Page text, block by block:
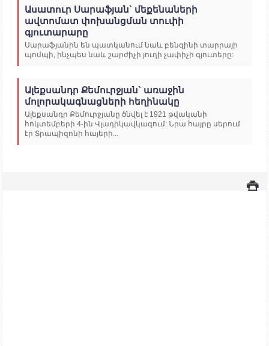
Ասատուր Սարաֆյան` մեքենաների
ավտոմատ փոխանցման տուփի
գյուտարարը
Սարաֆյանին են պատկանում նաև բենզինի տարրայի
պոմպի, ինչպես նաև շարժիչի յուղի չափիչի գյուտերը:
Ալեքսանդր Քեմուրջյան` առաջին
մոլորակագնացների հեղինակը
Ալեքսանդր Քեմուրջյանը ծնվել է 1921 թվականի
հոկտեմբերի 4-ին Վլադիկավկազում: Նրա հայրը սերում
էր Տրապիզոնի հայերի...